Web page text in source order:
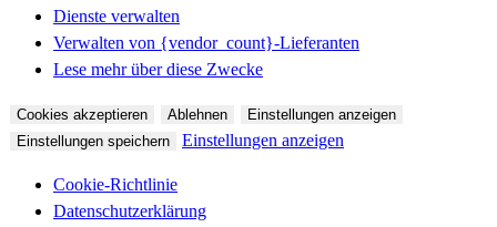
Dienste verwalten
Verwalten von {vendor_count}-Lieferanten
Lese mehr über diese Zwecke
Cookies akzeptieren Ablehnen
Einstellungen anzeigen
Einstellungen speichern
Einstellungen anzeigen
Cookie-Richtlinie
Datenschutzerklärung